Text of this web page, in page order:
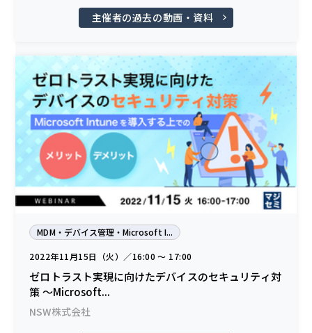
主催者の過去の動画・資料
MDM・デバイス管理・Microsoft I...
2022年11月15日（火）／16:00 〜 17:00
ゼロトラスト実現に向けたデバイスのセキュリティ対
策 ～Microsoft...
NSW株式会社